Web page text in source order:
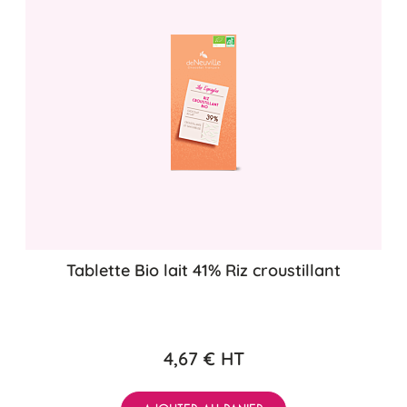
Tablette Bio lait 41% Riz croustillant
4,67 €HT